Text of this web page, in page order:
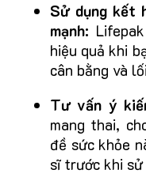
Sử dụng kết
mạnh:
hiệu quả khi
cân bằng và
Tư vấn ý
mang thai,
đề sức khỏe
sĩ trước khi sử